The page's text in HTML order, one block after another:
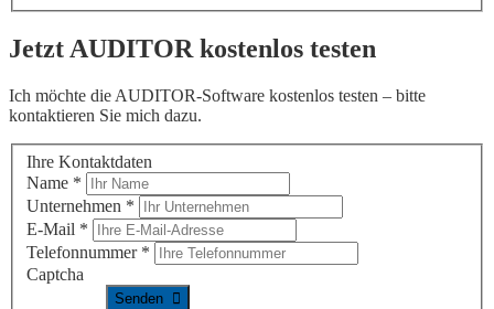
Jetzt AUDITOR kostenlos testen
Ich möchte die AUDITOR-Software kostenlos testen – bitte
kontaktieren Sie mich dazu.
Ihre Kontaktdaten
Name *
Unternehmen *
E-Mail *
Telefonnummer *
Captcha